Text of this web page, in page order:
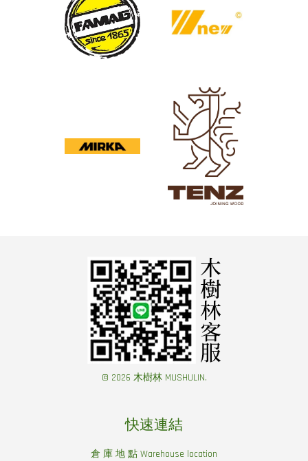
© 2026 木樹林 MUSHULIN.
快速連結
倉 庫 地 點 Warehouse location